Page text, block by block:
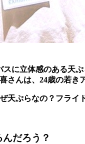
スに立体感のある天
さんは、24歳の若き
天ぷらなの？フライ
だろう？